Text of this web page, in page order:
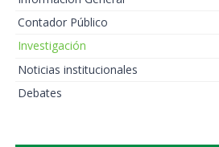
Contador Público
Investigación
Noticias institucionales
Debates